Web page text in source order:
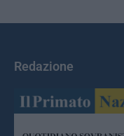
Redazione